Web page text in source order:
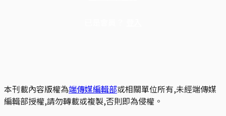
本刊載內容版權為端傳媒編輯部或相關單位所有,未經端傳媒
編輯部授權,請勿轉載或複製,否則即為侵權。